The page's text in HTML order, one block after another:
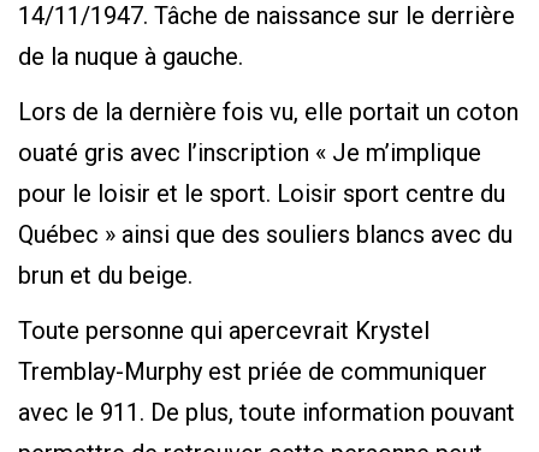
14/11/1947. Tâche de naissance sur le derrière
de la nuque à gauche.
Lors de la dernière fois vu, elle portait un coton
ouaté gris avec l’inscription « Je m’implique
pour le loisir et le sport. Loisir sport centre du
Québec » ainsi que des souliers blancs avec du
brun et du beige.
Toute personne qui apercevrait Krystel
Tremblay-Murphy est priée de communiquer
avec le 911. De plus, toute information pouvant